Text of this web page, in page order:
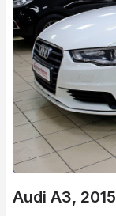
Audi A3, 2015